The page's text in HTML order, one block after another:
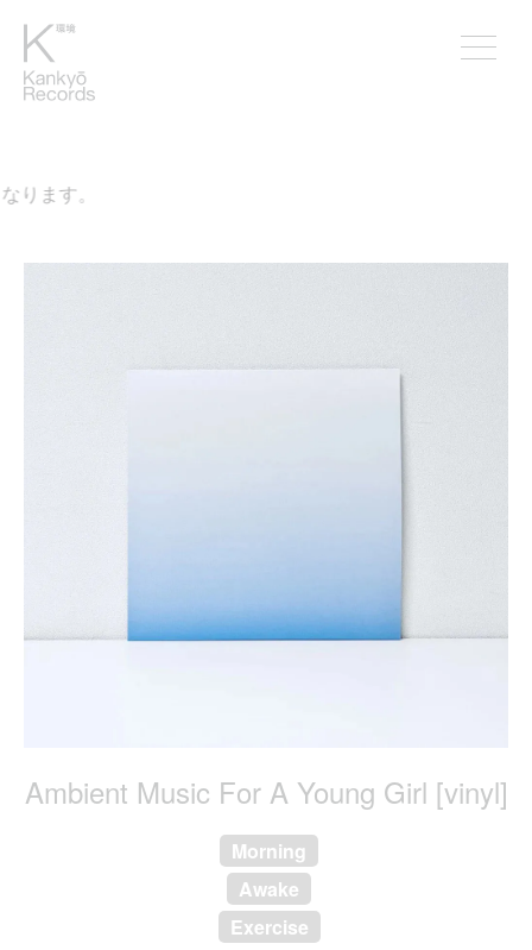
ます。
Ambient Music For A Young Girl [vinyl]
Morning
Awake
Exercise